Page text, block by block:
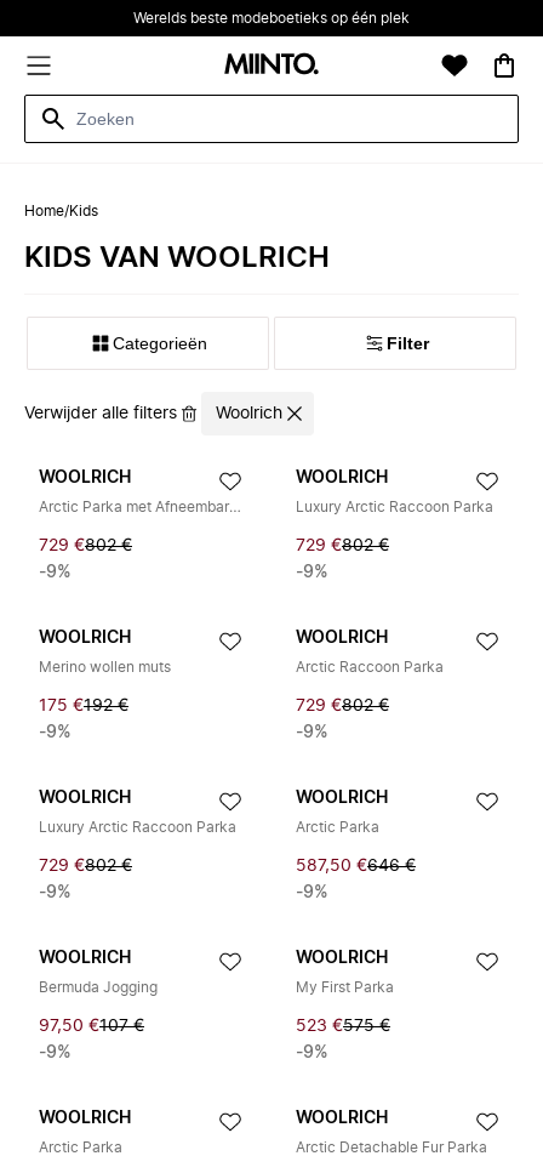
Werelds beste modeboetieks op één plek
Home/Kids
KIDS VAN WOOLRICH
Categorieën Filter
Verwijder alle filters Woolrich
WOOLRICH
Arctic Parka met Afneembare Bontkraag
729 €802 €
-9%
WOOLRICH
Luxury Arctic Raccoon Parka
729 €802 €
-9%
WOOLRICH
Merino wollen muts
175 €192 €
-9%
WOOLRICH
Arctic Raccoon Parka
729 €802 €
-9%
WOOLRICH
Luxury Arctic Raccoon Parka
729 €802 €
-9%
WOOLRICH
Arctic Parka
587,50 €646 €
-9%
WOOLRICH
Bermuda Jogging
97,50 €107 €
-9%
WOOLRICH
My First Parka
523 €575 €
-9%
WOOLRICH
Arctic Parka
WOOLRICH
Arctic Detachable Fur Parka